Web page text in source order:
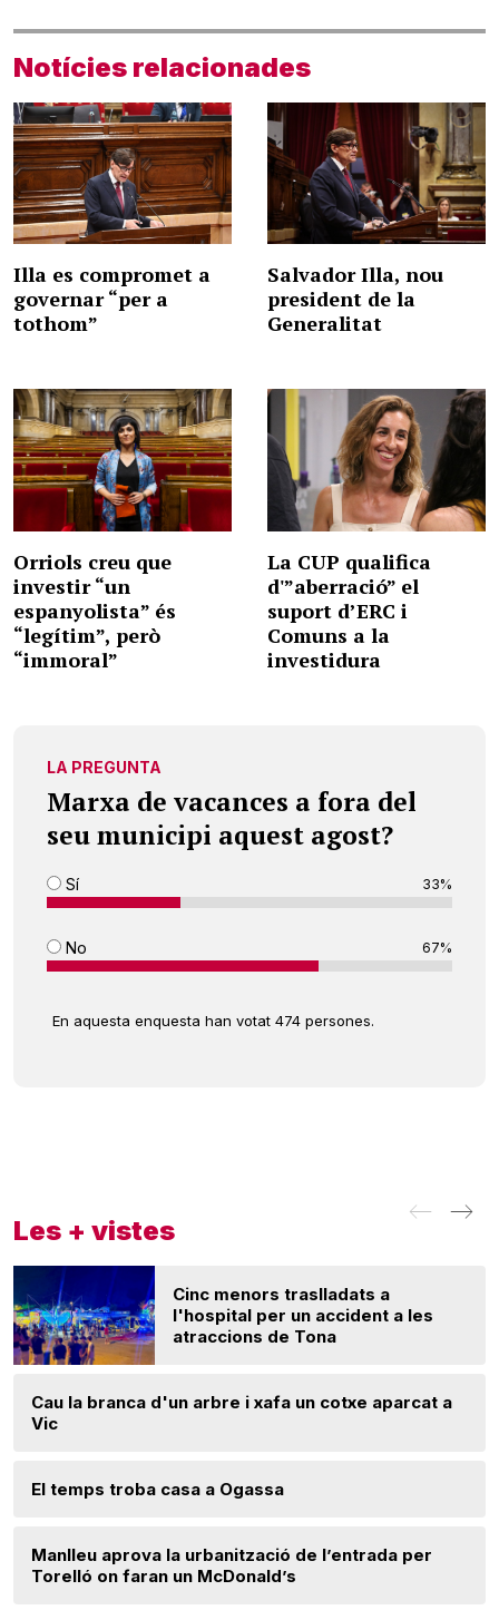
Notícies relacionades
Illa es compromet a
governar “per a
tothom”
Salvador Illa, nou
president de la
Generalitat
Orriols creu que
investir “un
espanyolista” és
“legítim”, però
“immoral”
La CUP qualifica
d'”aberració” el
suport d’ERC i
Comuns a la
investidura
LA PREGUNTA
Marxa de vacances a fora del
seu municipi aquest agost?
Sí 33%
No 67%
En aquesta enquesta han votat 474 persones.
Les + vistes
Cinc menors traslladats a
l'hospital per un accident a les
atraccions de Tona
Cau la branca d'un arbre i xafa un cotxe aparcat a
Vic
El temps troba casa a Ogassa
Manlleu aprova la urbanització de l’entrada per
Torelló on faran un McDonald’s